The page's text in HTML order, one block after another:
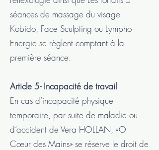
séances de massage du visage
Kobido, Face Sculpting ou Lympho-
Energie se règlent comptant à la
première séance.
Article 5- Incapacité de travail
En cas d’incapacité physique
temporaire, par suite de maladie ou
d’accident de Vera HOLLAN, «O
Cœur des Mains» se réserve le droit de